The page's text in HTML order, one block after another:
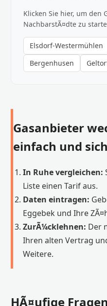
Klicken Sie hier, um den
NachbarstÃ¤dte zu
Elsdorf-Westermühlen
Bergenhusen
Gasanbieter
einfach und
In Ruhe vergleichen:
Liste einen Tarif aus.
Daten eintragen:
Eggebek und Ihre
ZurÃ¼cklehnen: Der
Ihren alten Vertrag
Weitere.
HÃ¤ufige